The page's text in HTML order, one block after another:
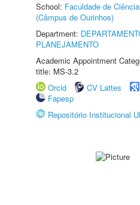
School: Faculdade de
(Câmpus de Ourinhos)
Department:
PLANEJAMENTO
Academic Appointment
title: MS-3.2
Orcid
CV Lattes
Fapesp
Repositório Institucional